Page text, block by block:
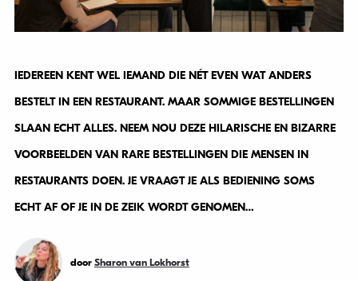
IEDEREEN KENT WEL IEMAND DIE NÉT EVEN WAT ANDERS
BESTELT IN EEN RESTAURANT. MAAR SOMMIGE BESTELLINGEN
SLAAN ECHT ALLES. NEEM NOU DEZE HILARISCHE EN BIZARRE
VOORBEELDEN VAN RARE BESTELLINGEN DIE MENSEN IN
RESTAURANTS DOEN. JE VRAAGT JE ALS BEDIENING SOMS
ECHT AF OF JE IN DE ZEIK WORDT GENOMEN…
door Sharon van Lokhorst